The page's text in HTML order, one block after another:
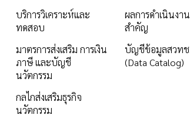
บริการวิเคราะห์และ
ทดสอบ
มาตรการส่งเสริม การเงิน
ภาษี และบัญชี
นวัตกรรม
กลไกส่งเสริมธุรกิจ
นวัตกรรม
ผลการดำเนินงา
สำคัญ
บัญชีข้อมูลสวท
(Data Catalog)